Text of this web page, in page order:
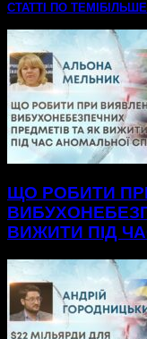
СТАТТІ ПО ТЕМІ
ЩО РОБИТИ
ВИЖИТИ ПІД